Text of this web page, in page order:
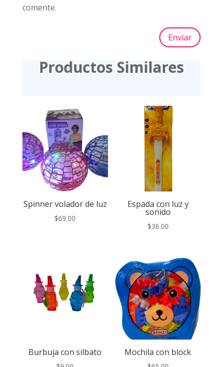
comente.
Enviar
Productos Similares
Spinner volador de luz
$69.00
Espada con luz y
sonido
$36.00
Burbuja con silbato Mochila con block